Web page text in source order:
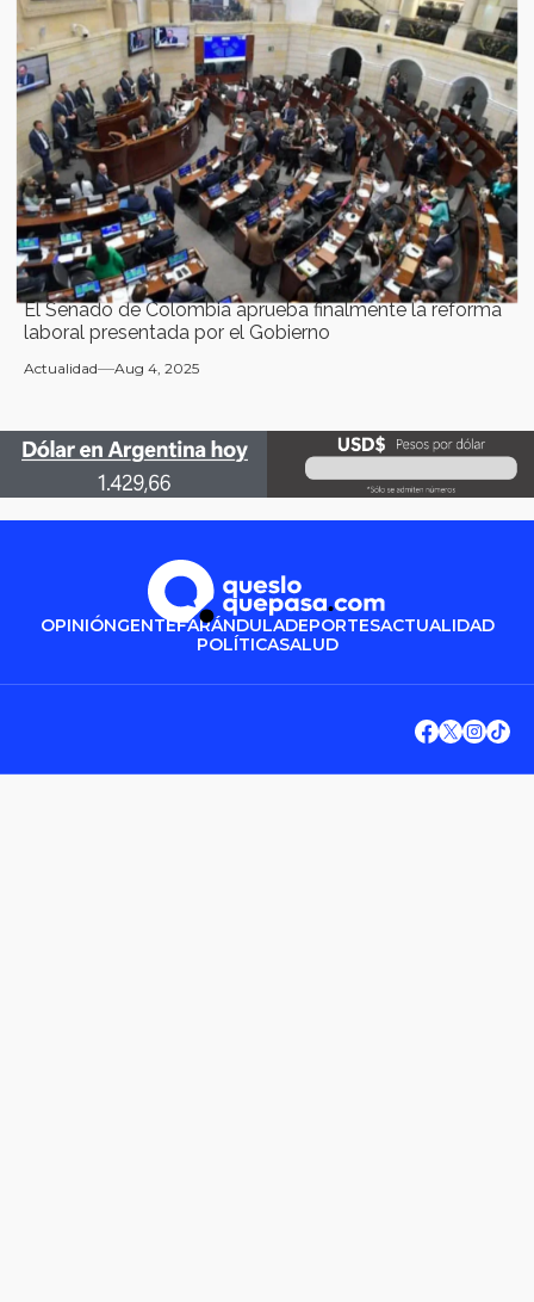
El Senado de Colombia aprueba finalmente la reforma
laboral presentada por el Gobierno
Actualidad Aug 4, 2025
OPINIÓNGENTEFARÁNDULADEPORTESACTUALIDAD
POLÍTICASALUD